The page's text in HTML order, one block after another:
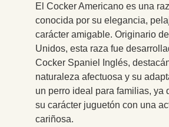
El Cocker Americano es una
conocida por su elegancia,
carácter amigable. Originario
Unidos, esta raza fue
Cocker Spaniel Inglés,
naturaleza afectuosa y su
un perro ideal para familias, ya
su carácter juguetón con una
cariñosa.